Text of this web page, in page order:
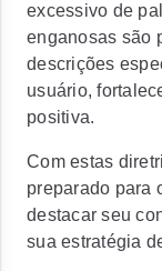
excessivo de
enganosas são
descrições
usuário,
positiva.
Com estas
preparado para
destacar seu
sua estratégia